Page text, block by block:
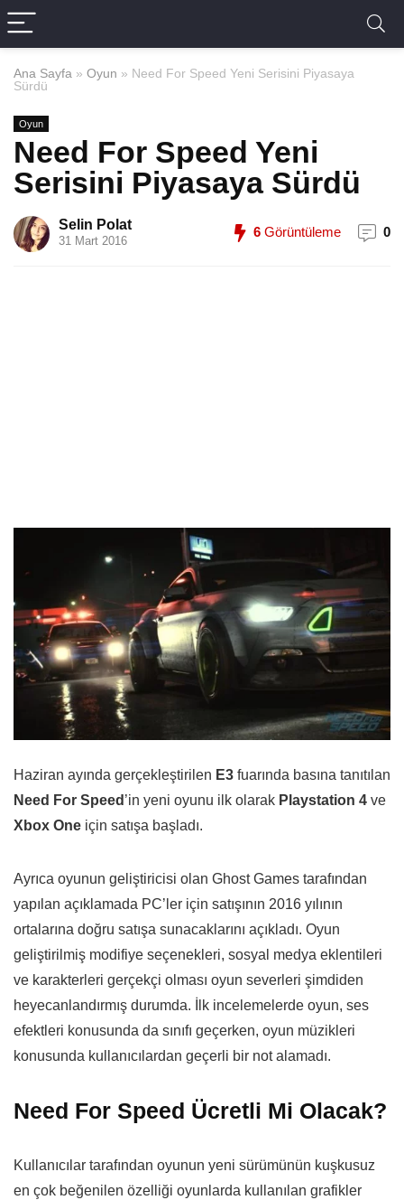
Ana Sayfa » Oyun » Need For Speed Yeni Serisini Piyasaya
Sürdü
Oyun
Need For Speed Yeni
Serisini Piyasaya Sürdü
Selin Polat
31 Mart 2016
6 Görüntüleme 0
Haziran ayında gerçekleştirilen E3 fuarında basına tanıtılan
Need For Speed ’in yeni oyunu ilk olarak Playstation 4 ve
Xbox One için satışa başladı.
Ayrıca oyunun geliştiricisi olan Ghost Games tarafından
yapılan açıklamada PC’ler için satışının 2016 yılının
ortalarına doğru satışa sunacaklarını açıkladı. Oyun
geliştirilmiş modifiye seçenekleri, sosyal medya eklentileri
ve karakterleri gerçekçi olması oyun severleri şimdiden
heyecanlandırmış durumda. İlk incelemelerde oyun, ses
efektleri konusunda da sınıfı geçerken, oyun müzikleri
konusunda kullanıcılardan geçerli bir not alamadı.
Need For Speed Ücretli Mi Olacak?
Kullanıcılar tarafından oyunun yeni sürümünün kuşkusuz
en çok beğenilen özelliği oyunlarda kullanılan grafikler